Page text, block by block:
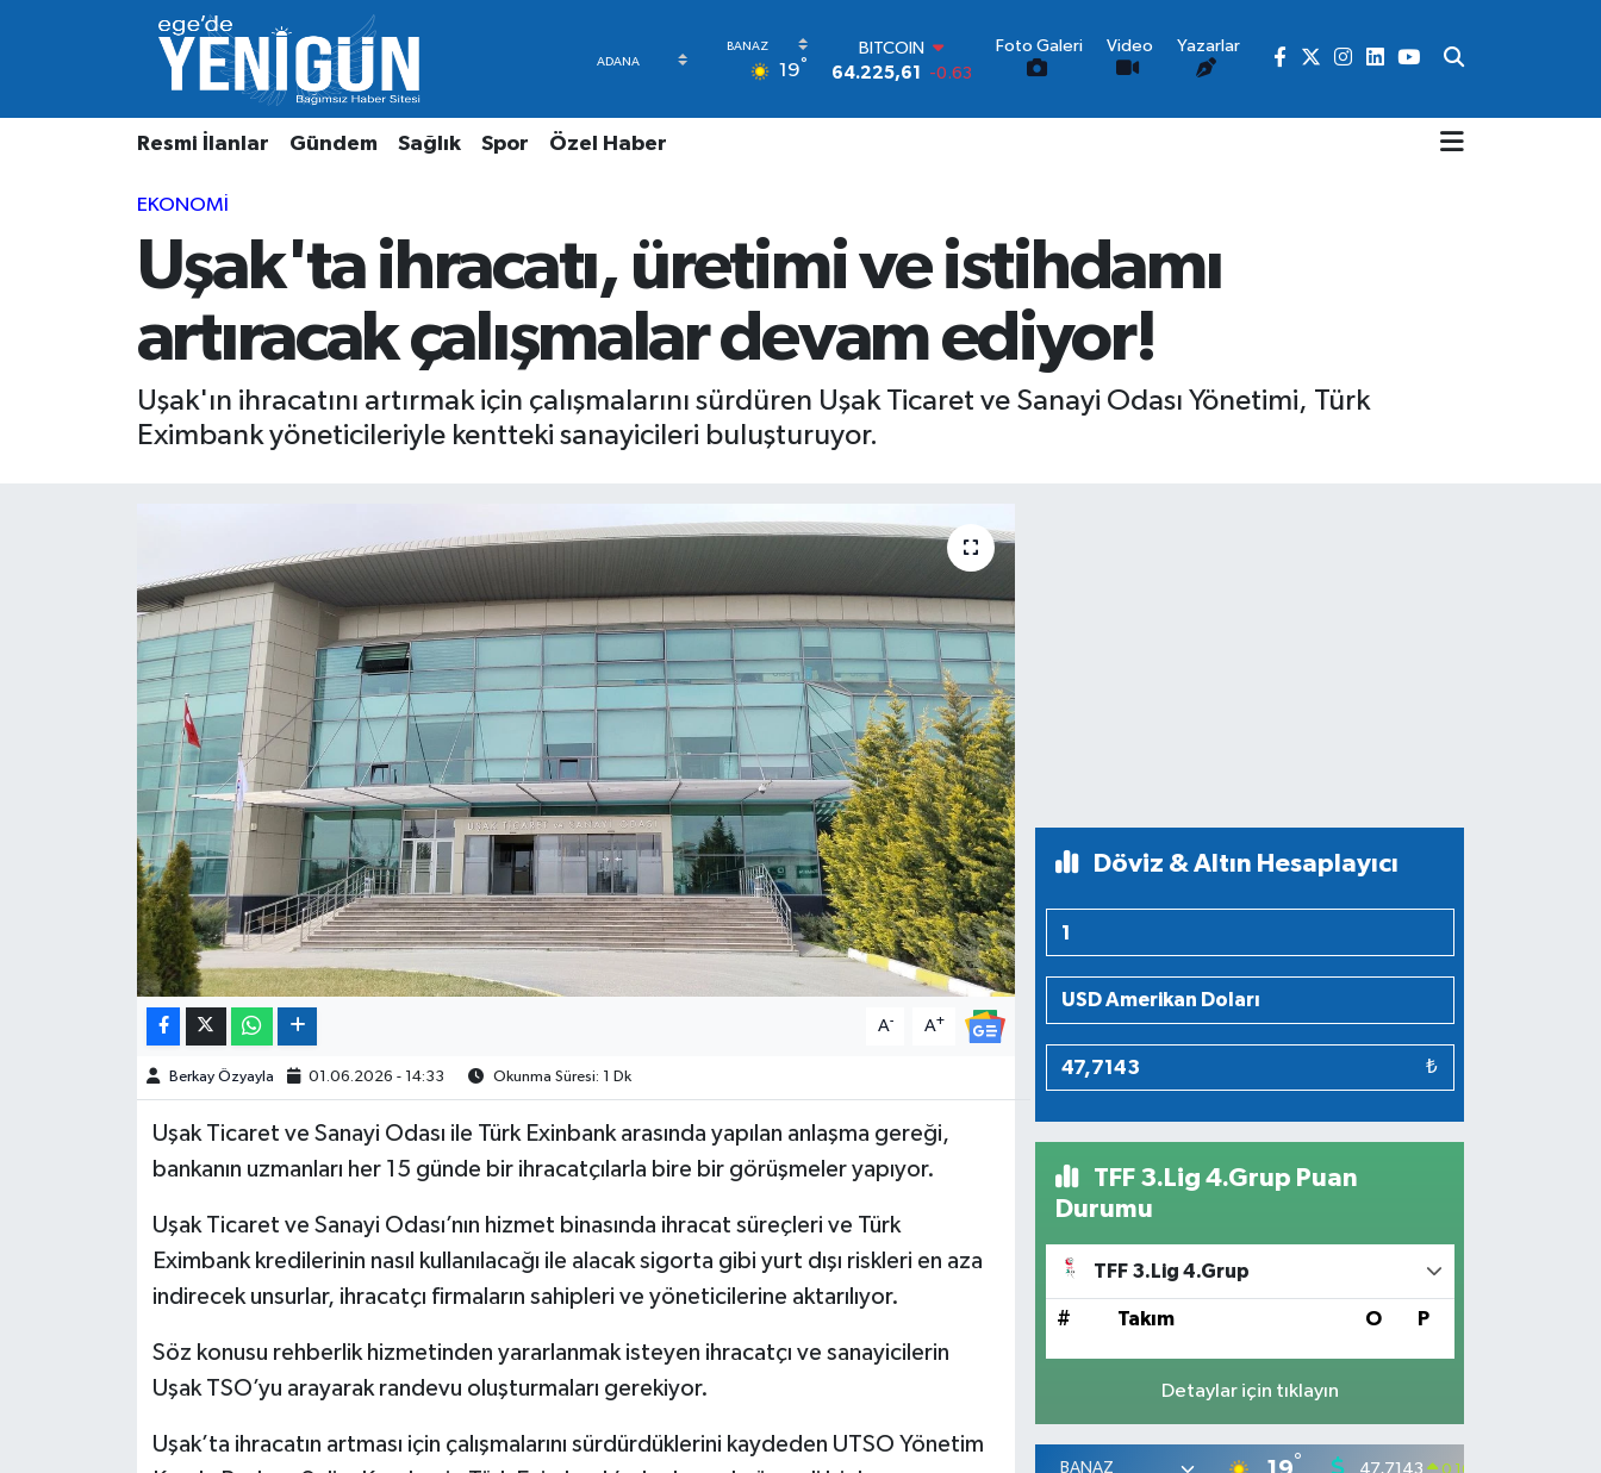
19°
BITCOIN
64.225,61
-0.63
47,7143 0.16
GRAM ALTIN
6510.40 0.45
13.799 70
Foto Galeri Video Yazarlar
Resmi İlanlar Gündem Sağlık Spor Özel Haber
EKONOMI
Uşak'ta ihracatı, üretimi ve istihdamı
artıracak çalışmalar devam ediyor!
Uşak'ın ihracatını artırmak için çalışmalarını sürdüren Uşak Ticaret ve Sanayi Odası Yönetimi, Türk
Eximbank yöneticileriyle kentteki sanayicileri buluşturuyor.
A- A+
Berkay Özyayla 01.06.2026 - 14:33 Okunma Süresi: 1 Dk
Uşak Ticaret ve Sanayi Odası ile Türk Exinbank arasında yapılan anlaşma gereği,
bankanın uzmanları her 15 günde bir ihracatçılarla bire bir görüşmeler yapıyor.
Uşak Ticaret ve Sanayi Odası’nın hizmet binasında ihracat süreçleri ve Türk
Eximbank kredilerinin nasıl kullanılacağı ile alacak sigorta gibi yurt dışı riskleri en aza
indirecek unsurlar, ihracatçı firmaların sahipleri ve yöneticilerine aktarılıyor.
Söz konusu rehberlik hizmetinden yararlanmak isteyen ihracatçı ve sanayicilerin
Uşak TSO’yu arayarak randevu oluşturmaları gerekiyor.
Uşak’ta ihracatın artması için çalışmalarını sürdürdüklerini kaydeden UTSO Yönetim
Döviz & Altın Hesaplayıcı
₺
TFF 3.Lig 4.Grup Puan
Durumu
TFF 3.Lig 4.Grup
# Takım O P
Detaylar için tıklayın
° 47,7143 0.16
Resmi İlanlar
Gündem
Özel Haber
Beyoğlu Nöbetçi Eczaneler
Beyoğlu Hava Durumu
Beyoğlu Trafik Yoğunluk Haritası
Süper Lig Puan Durumu ve Fikstür
Tüm Manşetler
Son Dakika Haberleri